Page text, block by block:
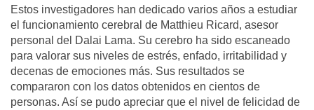
Estos investigadores han dedicado varios años a estudiar
el funcionamiento cerebral de Matthieu Ricard, asesor
personal del Dalai Lama. Su cerebro ha sido escaneado
para valorar sus niveles de estrés, enfado, irritabilidad y
decenas de emociones más. Sus resultados se
compararon con los datos obtenidos en cientos de
personas. Así se pudo apreciar que el nivel de felicidad de